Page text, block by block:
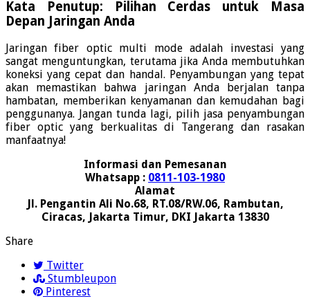
Kata Penutup: Pilihan Cerdas untuk Masa
Depan Jaringan Anda
Jaringan fiber optic multi mode adalah investasi yang
sangat menguntungkan, terutama jika Anda membutuhkan
koneksi yang cepat dan handal. Penyambungan yang tepat
akan memastikan bahwa jaringan Anda berjalan tanpa
hambatan, memberikan kenyamanan dan kemudahan bagi
penggunanya. Jangan tunda lagi, pilih jasa penyambungan
fiber optic yang berkualitas di Tangerang dan rasakan
manfaatnya!
Informasi dan Pemesanan
Whatsapp : 0811-103-1980
Alamat
Jl. Pengantin Ali No.68, RT.08/RW.06, Rambutan,
Ciracas, Jakarta Timur, DKI Jakarta 13830
Share
Twitter
Stumbleupon
Pinterest